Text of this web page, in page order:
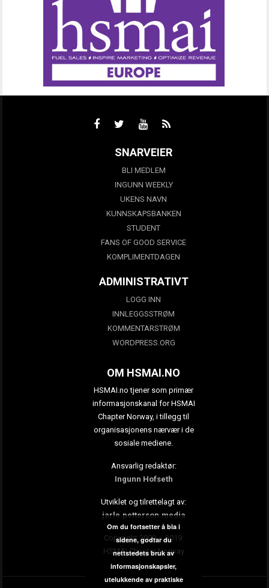
SNARVEIER
BLI MEDLEM
INGUNN WEEKLY
UKENS NAVN
KUNNSKAPSBANKEN
STUDENT
FANS OF GOOD SERVICE
KOMPLIMENTDAGEN
ADMINISTRATIVT
LOGG INN
INNLEGGSSTRØM
KOMMENTARSTRØM
WORDPRESS.ORG
OM HSMAI.NO
HSMAI.no tjener som primær
informasjonskanal for HSMAI
Chapter Norway, i tillegg til
organisasjonens nærvær i de
sosiale mediene.
Ansvarlig redaktør:
Ingunn Hofseth
Utviklet og tilrettelagt av:
jarle.petterson.media
Copyright 2009 – 2019:
HSMAI Chapter Norway
Om du fortsetter å bla i
sidene, godtar du
nettstedets bruk av
informasjonskapsler,
utelukkende av praktiske